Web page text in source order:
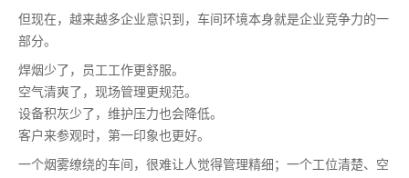
但现在，越来越多企业意识到，车间环境本身就是企业竞争力的一
部分。
焊烟少了，员工工作更舒服。
空气清爽了，现场管理更规范。
设备积灰少了，维护压力也会降低。
客户来参观时，第一印象也更好。
一个烟雾缭绕的车间，很难让人觉得管理精细；一个工位清楚、空